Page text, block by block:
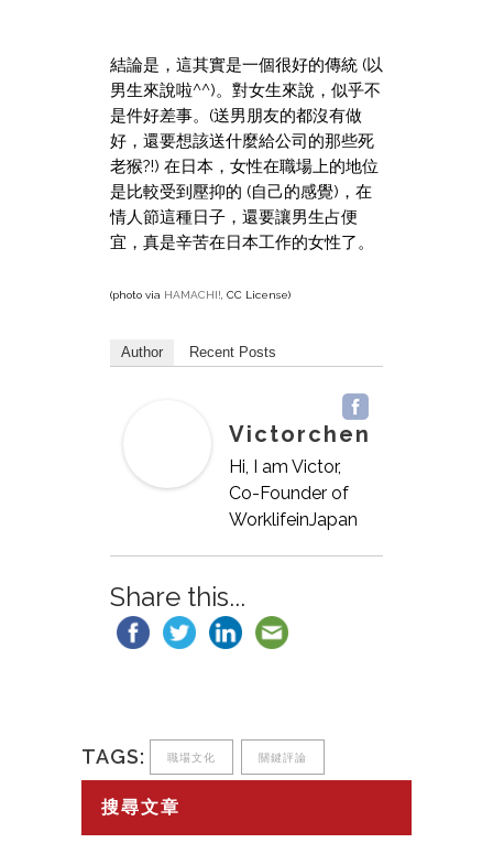
結論是，這其實是一個很好的傳統 (以
男生來說啦^^)。對女生來說，似乎不
是件好差事。(送男朋友的都沒有做
好，還要想該送什麼給公司的那些死
老猴?!) 在日本，女性在職場上的地位
是比較受到壓抑的 (自己的感覺)，在
情人節這種日子，還要讓男生占便
宜，真是辛苦在日本工作的女性了。
(photo via HAMACHI! , CC License)
Author Recent Posts
Victorchen
Hi, I am Victor,
Co-Founder of
WorklifeinJapan
Share this...
TAGS: 職場文化 關鍵評論
搜尋文章